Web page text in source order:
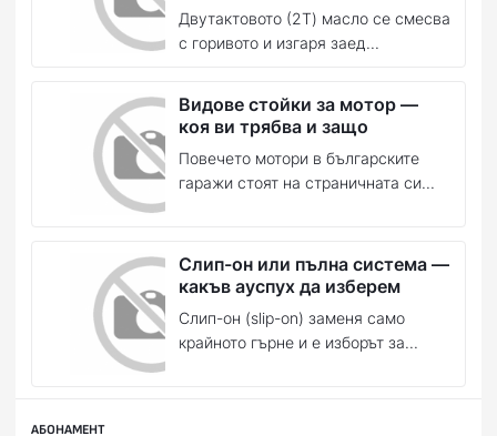
Двутактовото (2T) масло се смесва
с горивото и изгаря заед...
Видове стойки за мотор —
коя ви трябва и защо
Повечето мотори в българските
гаражи стоят на страничната си...
Слип-он или пълна система —
какъв ауспух да изберем
Слип-он (slip-on) заменя само
крайното гърне и е изборът за...
АБОНАМЕНТ